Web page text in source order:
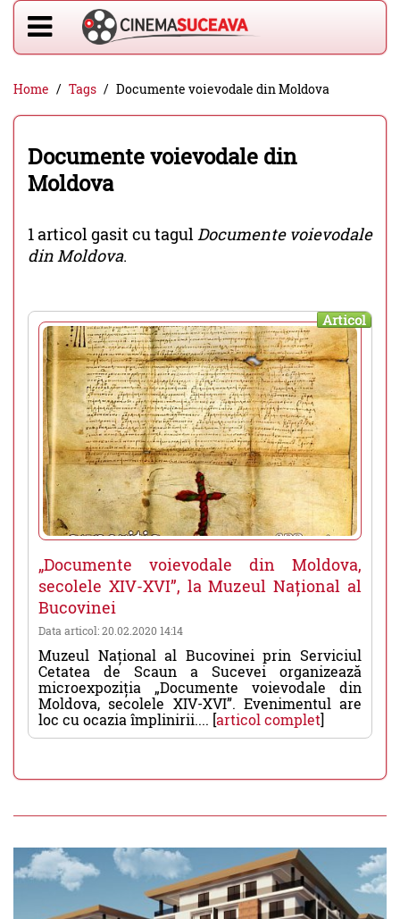
Home Tags Documente voievodale din Moldova
Documente voievodale din
Moldova
1 articol gasit cu tagulDocumente voievodale
din Moldova.
Articol
„Documente voievodale din Moldova,
secolele XIV-XVI”, la Muzeul Național al
Bucovinei
Data articol: 20.02.2020 14:14
Muzeul Național al Bucovinei prin Serviciul
Cetatea de Scaun a Sucevei organizează
microexpoziția „Documente voievodale din
Moldova, secolele XIV-XVI”. Evenimentul are
loc cu ocazia împlinirii.... [articol complet]